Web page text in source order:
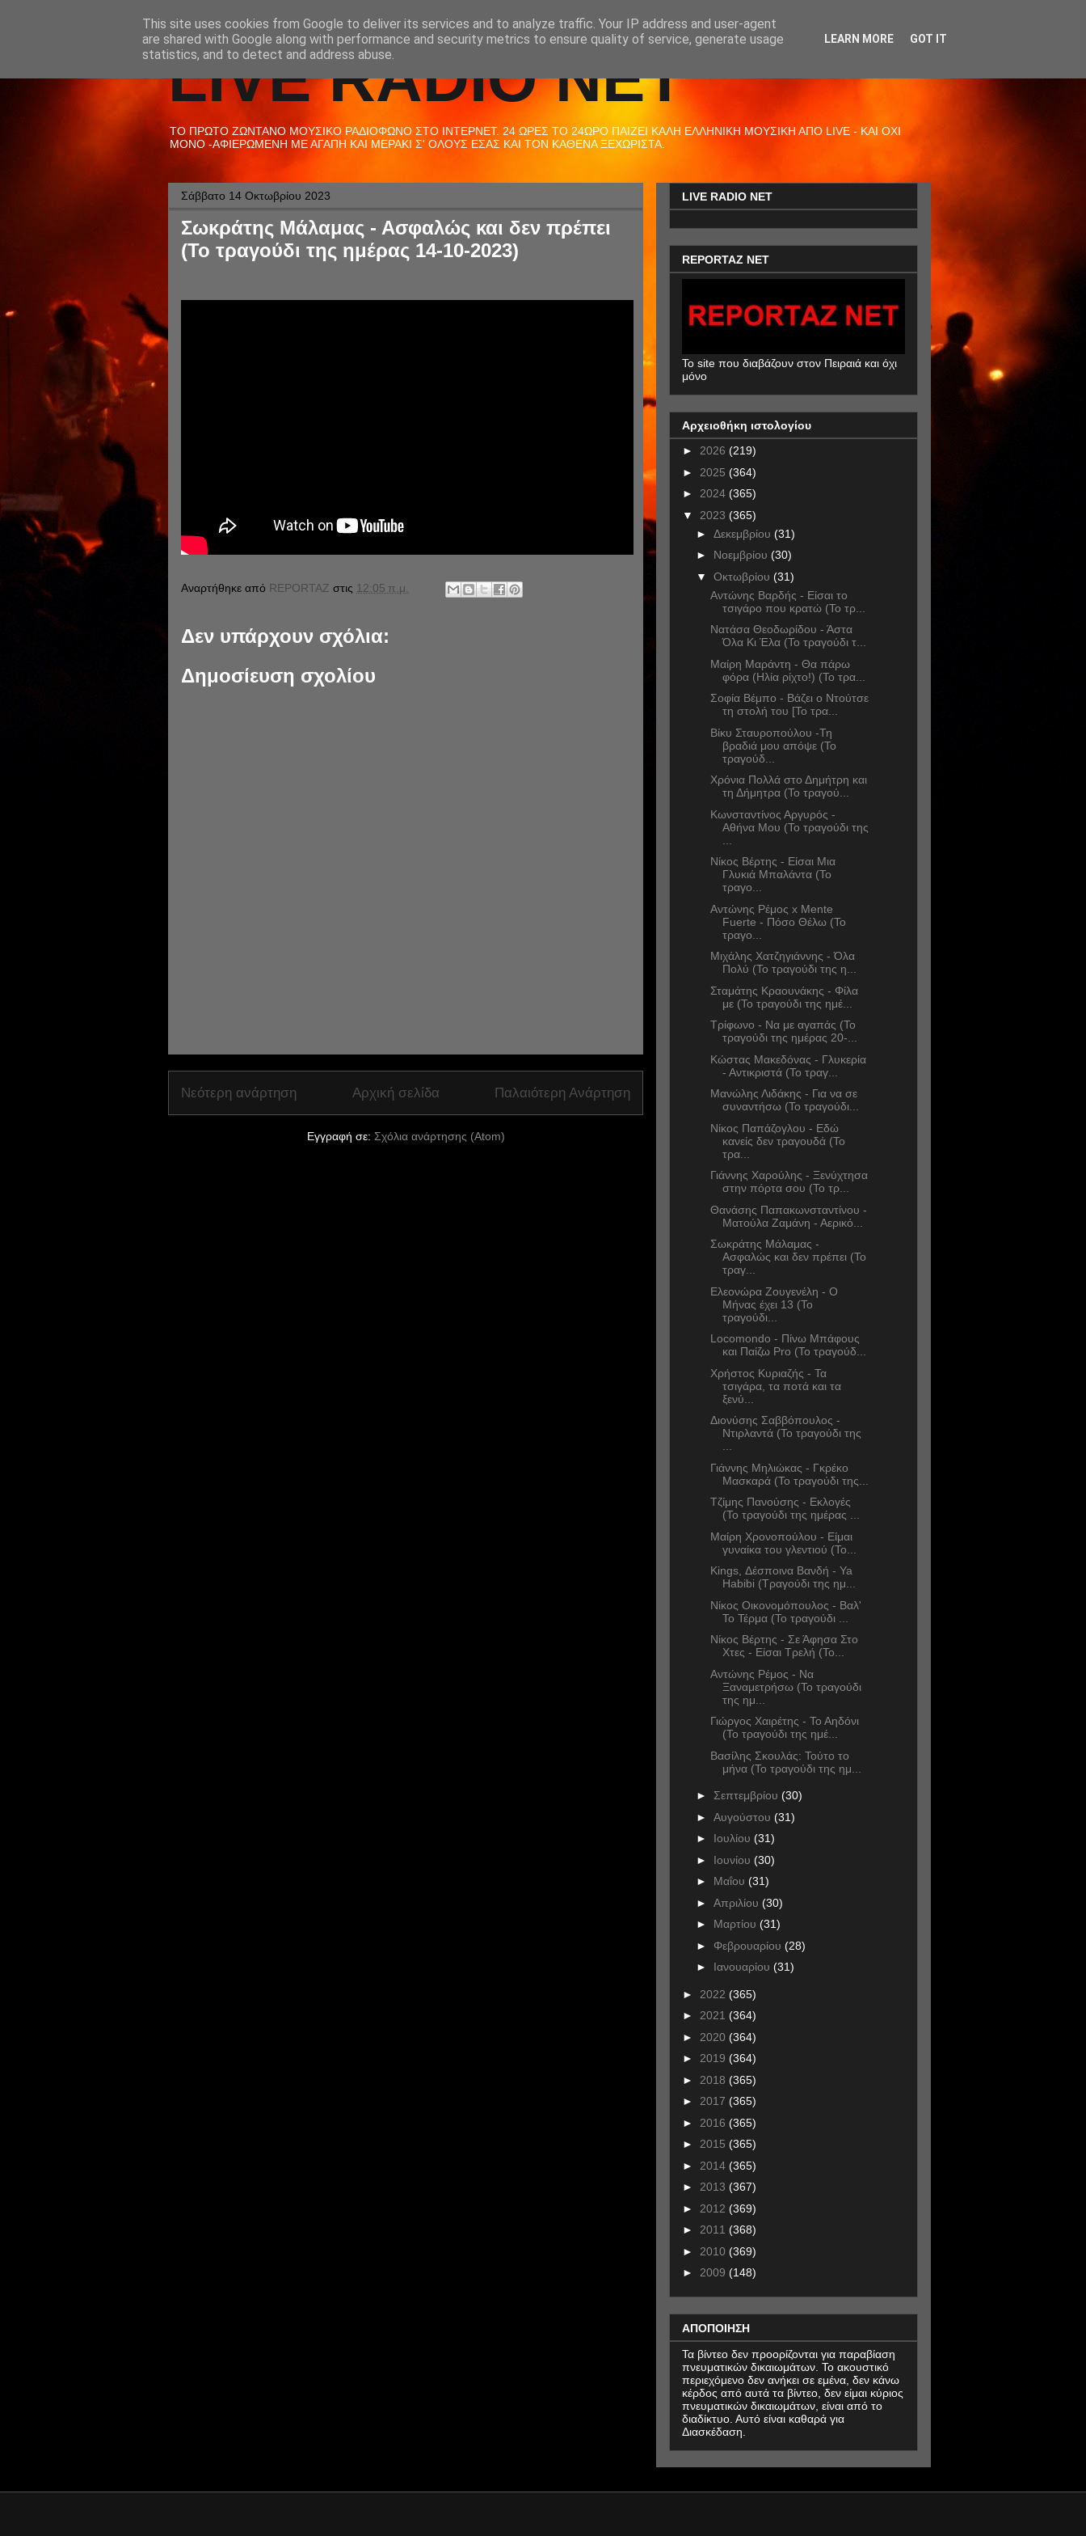
LIVE RADIO NET
ΤΟ ΠΡΩΤΟ ΖΩΝΤΑΝΟ ΜΟΥΣΙΚΟ ΡΑΔΙΟΦΩΝΟ ΣΤΟ ΙΝΤΕΡΝΕΤ. 24 ΩΡΕΣ ΤΟ 24ΩΡΟ ΠΑΙΖΕΙ ΚΑΛΗ ΕΛΛΗΝΙΚΗ ΜΟΥΣΙΚΗ ΑΠΟ LIVE - ΚΑΙ ΟΧΙ
ΜΟΝΟ -ΑΦΙΕΡΩΜΕΝΗ ΜΕ ΑΓΑΠΗ ΚΑΙ ΜΕΡΑΚΙ Σ' ΟΛΟΥΣ ΕΣΑΣ ΚΑΙ ΤΟΝ ΚΑΘΕΝΑ ΞΕΧΩΡΙΣΤΑ.
Σάββατο 14 Οκτωβρίου 2023
Σωκράτης Μάλαμας - Ασφαλώς και δεν πρέπει
(Το τραγούδι της ημέρας 14-10-2023)
Αναρτήθηκε από REPORTAZ στις 12:05 π.μ.
Δεν υπάρχουν σχόλια:
Δημοσίευση σχολίου
Νεότερη ανάρτηση Παλαιότερη Ανάρτηση
Αρχική σελίδα
Εγγραφή σε: Σχόλια ανάρτησης (Atom)
LIVE RADIO NET
REPORTAZ NET
To site που διαβάζουν στον Πειραιά και όχι
μόνο
Αρχειοθήκη ιστολογίου
► 2026 (219)
► 2025 (364)
► 2024 (365)
▼ 2023 (365)
► Δεκεμβρίου (31)
► Νοεμβρίου (30)
▼ Οκτωβρίου (31)
Αντώνης Βαρδής - Είσαι το
τσιγάρο που κρατώ (Το τρ...
Νατάσα Θεοδωρίδου - Άστα
Όλα Κι Έλα (Το τραγούδι τ...
Μαίρη Μαράντη - Θα πάρω
φόρα (Ηλία ρίχτο!) (Το τρα...
Σοφία Βέμπο - Βάζει ο Ντούτσε
τη στολή του [Το τρα...
Βίκυ Σταυροπούλου -Τη
βραδιά μου απόψε (Το
τραγούδ...
Χρόνια Πολλά στο Δημήτρη και
τη Δήμητρα (Το τραγού...
Κωνσταντίνος Αργυρός -
Αθήνα Μου (Το τραγούδι της
Νίκος Βέρτης - Είσαι Μια
Γλυκιά Μπαλάντα (Το
τραγο...
Αντώνης Ρέμος x Mente
Fuerte - Πόσο Θέλω (Το
τραγο...
Μιχάλης Χατζηγιάννης - Όλα
Πολύ (Το τραγούδι της η...
Σταμάτης Κραουνάκης - Φίλα
με (Το τραγούδι της ημέ...
Τρίφωνο - Να με αγαπάς (Το
τραγούδι της ημέρας 20-...
Κώστας Μακεδόνας - Γλυκερία
- Αντικριστά (Το τραγ...
Μανώλης Λιδάκης - Για να σε
συναντήσω (Το τραγούδι...
Νίκος Παπάζογλου - Εδώ
κανείς δεν τραγουδά (Το
τρα...
Γιάννης Χαρούλης - Ξενύχτησα
στην πόρτα σου (Το τρ...
Θανάσης Παπακωνσταντίνου -
Ματούλα Ζαμάνη - Αερικό...
Σωκράτης Μάλαμας -
Ασφαλώς και δεν πρέπει (Το
τραγ...
Ελεονώρα Ζουγενέλη - Ο
Μήνας έχει 13 (Το
τραγούδι...
Locomondo - Πίνω Μπάφους
και Παίζω Pro (Το τραγούδ...
Χρήστος Κυριαζής - Τα
τσιγάρα, τα ποτά και τα
ξενύ...
Διονύσης Σαββόπουλος -
Ντιρλαντά (Το τραγούδι της
Γιάννης Μηλιώκας - Γκρέκο
Μασκαρά (Το τραγούδι της...
Τζίμης Πανούσης - Εκλογές
(Το τραγούδι της ημέρας ...
Μαίρη Χρονοπούλου - Είμαι
γυναίκα του γλεντιού (Το...
Kings, Δέσποινα Βανδή - Ya
Habibi (Τραγούδι της ημ...
Νίκος Οικονομόπουλος - Βαλ'
Το Τέρμα (Το τραγούδι ...
Νίκος Βέρτης - Σε Άφησα Στο
Χτες - Είσαι Τρελή (Το...
Αντώνης Ρέμος - Να
Ξαναμετρήσω (Το τραγούδι
της ημ...
Γιώργος Χαιρέτης - Το Αηδόνι
(Το τραγούδι της ημέ...
Βασίλης Σκουλάς: Τούτο το
μήνα (Το τραγούδι της ημ...
► Σεπτεμβρίου (30)
► Αυγούστου (31)
► Ιουλίου (31)
► Ιουνίου (30)
► Μαΐου (31)
► Απριλίου (30)
► Μαρτίου (31)
► Φεβρουαρίου (28)
► Ιανουαρίου (31)
► 2022 (365)
► 2021 (364)
► 2020 (364)
► 2019 (364)
► 2018 (365)
► 2017 (365)
► 2016 (365)
► 2015 (365)
► 2014 (365)
► 2013 (367)
► 2012 (369)
► 2011 (368)
► 2010 (369)
► 2009 (148)
ΑΠΟΠΟΙΗΣΗ
Τα βίντεο δεν προορίζονται για παραβίαση
πνευματικών δικαιωμάτων. Το ακουστικό
περιεχόμενο δεν ανήκει σε εμένα, δεν κάνω
κέρδος από αυτά τα βίντεο, δεν είμαι κύριος
πνευματικών δικαιωμάτων, είναι από το
διαδίκτυο. Αυτό είναι καθαρά για
Διασκέδαση.
This site uses cookies from Google to deliver its services and to analyze traffic. Your IP address and user-agent
are shared with Google along with performance and security metrics to ensure quality of service, generate usage
statistics, and to detect and address abuse.
LEARN MORE GOT IT